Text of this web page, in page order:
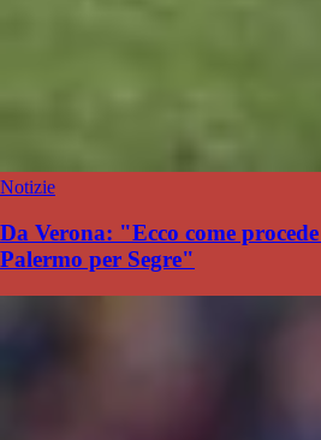
Notizie
Da Verona: "Ecco come
Palermo per Segre"